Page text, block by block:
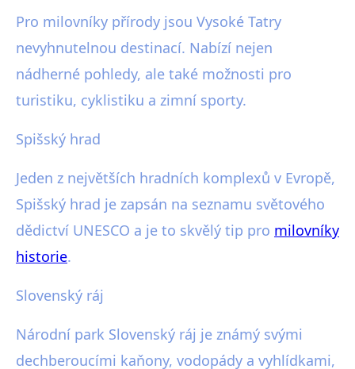
Pro milovníky přírody jsou Vysoké Tatry
nevyhnutelnou destinací. Nabízí nejen
nádherné pohledy, ale také možnosti pro
turistiku, cyklistiku a zimní sporty.
Spišský hrad
Jeden z největších hradních komplexů v Evropě,
Spišský hrad je zapsán na seznamu světového
dědictví UNESCO a je to skvělý tip pro milovníky
historie.
Slovenský ráj
Národní park Slovenský ráj je známý svými
dechberoucími kaňony, vodopády a vyhlídkami,